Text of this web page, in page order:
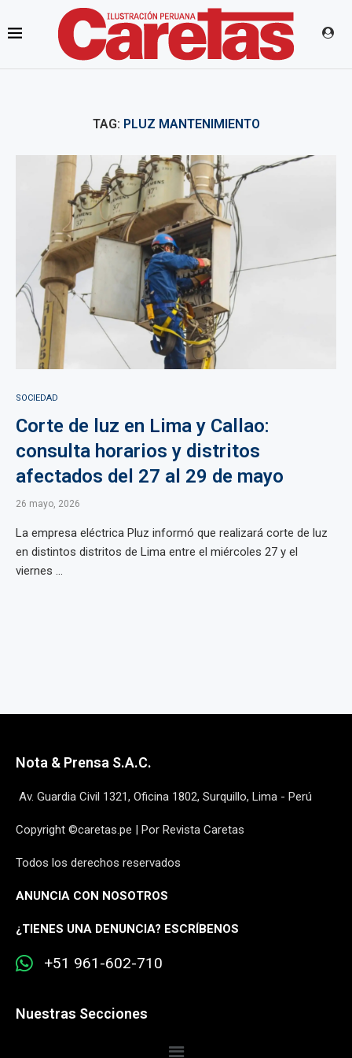
TAG: PLUZ MANTENIMIENTO
SOCIEDAD
Corte de luz en Lima y Callao:
consulta horarios y distritos
afectados del 27 al 29 de mayo
26 mayo, 2026
La empresa eléctrica Pluz informó que realizará corte de luz
en distintos distritos de Lima entre el miércoles 27 y el
viernes ...
Nota & Prensa S.A.C.
Av. Guardia Civil 1321, Oficina 1802, Surquillo, Lima - Perú
Copyright ©caretas.pe | Por Revista Caretas
Todos los derechos reservados
ANUNCIA CON NOSOTROS
¿TIENES UNA DENUNCIA? ESCRÍBENOS
+51 961-602-710
Nuestras Secciones